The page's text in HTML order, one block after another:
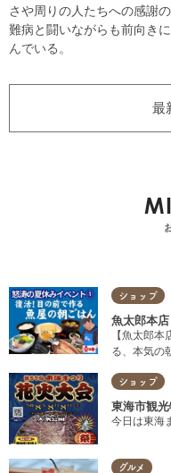
さや周りの人たちへの感謝
難病と闘いながらも前向き
んでいる。
最
ショップ
魚太郎本店
【魚太郎
る、本気の
ショップ
東海市観
今日は東海
グルメ